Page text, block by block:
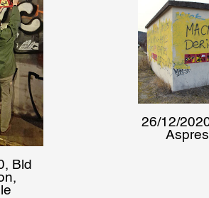
Bld
26/12/